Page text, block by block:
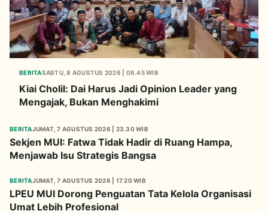
BERITASABTU, 8 AGUSTUS 2026 | 08.45 WIB
Kiai Cholil: Dai Harus Jadi Opinion Leader yang
Mengajak, Bukan Menghakimi
BERITAJUMAT, 7 AGUSTUS 2026 | 23.30 WIB
Sekjen MUI: Fatwa Tidak Hadir di Ruang Hampa,
Menjawab Isu Strategis Bangsa
BERITAJUMAT, 7 AGUSTUS 2026 | 17.20 WIB
LPEU MUI Dorong Penguatan Tata Kelola Organisasi
Umat Lebih Profesional